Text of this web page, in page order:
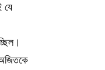
যে